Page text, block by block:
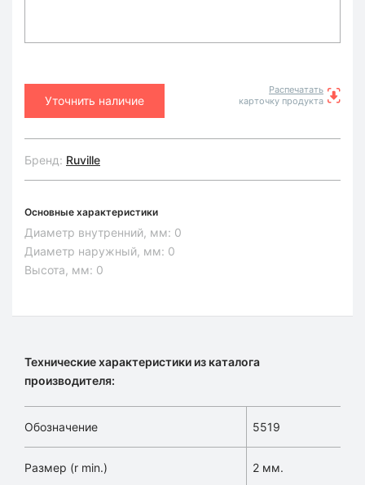
Уточнить наличие
Распечатать
карточку продукта
Бренд: Ruville
Основные характеристики
Диаметр внутренний, мм: 0
Диаметр наружный, мм: 0
Высота, мм: 0
Технические характеристики из каталога
производителя:
Обозначение 5519
Размер (r min.) 2 мм.